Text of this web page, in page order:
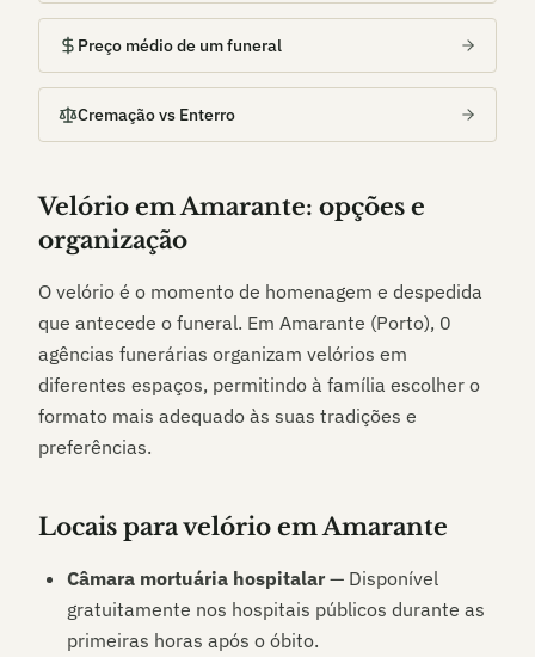
Preço médio de um funeral
Cremação vs Enterro
Velório emAmarante: opções e
organização
O velório é o momento de homenagem e despedida
que antecede o funeral. Em Amarante (Porto), 0
agências funerárias organizam velórios em
diferentes espaços, permitindo à família escolher o
formato mais adequado às suas tradições e
preferências.
Locais para velório emAmarante
Câmara mortuária hospitalar — Disponível
gratuitamente nos hospitais públicos durante as
primeiras horas após o óbito.